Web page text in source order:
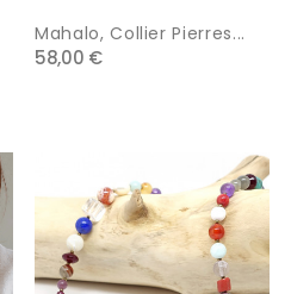
Mahalo, Collier Pierres...
58,00 €